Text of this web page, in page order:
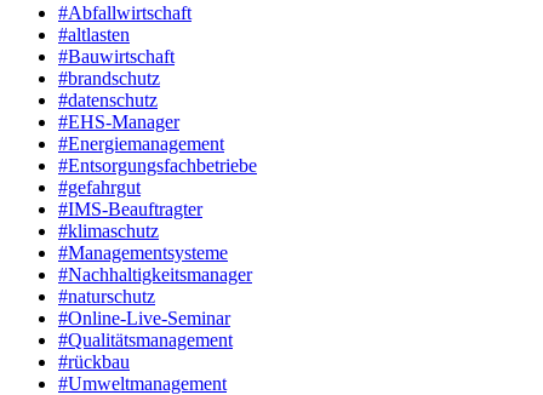
#Abfallwirtschaft
#altlasten
#Bauwirtschaft
#brandschutz
#datenschutz
#EHS-Manager
#Energiemanagement
#Entsorgungsfachbetriebe
#gefahrgut
#IMS-Beauftragter
#klimaschutz
#Managementsysteme
#Nachhaltigkeitsmanager
#naturschutz
#Online-Live-Seminar
#Qualitätsmanagement
#rückbau
#Umweltmanagement